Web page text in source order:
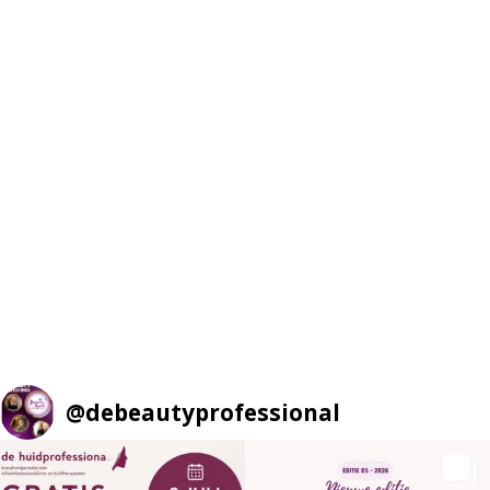
@debeautyprofessional